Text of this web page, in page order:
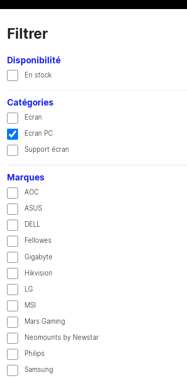
Filtrer
Disponibilité
En stock
Catégories
Ecran
Ecran PC
Support écran
Marques
AOC
ASUS
DELL
Fellowes
Gigabyte
Hikvision
LG
MSI
Mars Gaming
Neomounts by Newstar
Philips
Samsung